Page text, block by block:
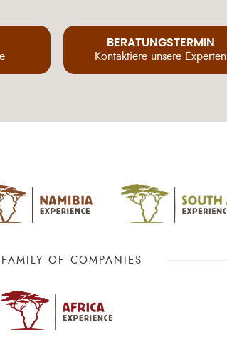
BERATUNGSTERMIN
Kontaktiere unsere Experten
OF COMPANIES